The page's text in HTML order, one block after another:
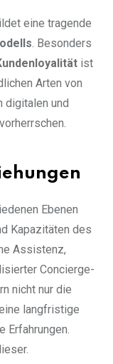
eine tragende
. Besonders
ist
Arten von
digitalen und
Ebenen
Kapazitäten des
Assistenz,
Concierge-
nicht nur die
langfristige
Erfahrungen.